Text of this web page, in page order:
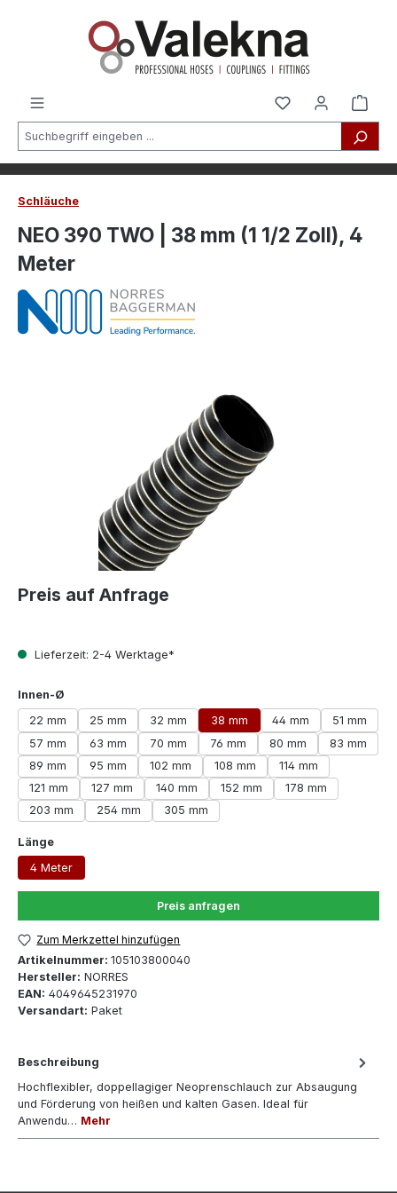
Schläuche
NEO 390 TWO | 38 mm (1 1/2 Zoll), 4
Meter
Preis auf Anfrage
Lieferzeit: 2-4 Werktage*
Innen-Ø
22 mm
25 mm 32 mm 38 mm 44 mm
51 mm
57 mm
63 mm 70 mm 76 mm 80 mm
83 mm
89 mm
95 mm 102 mm 108 mm
114 mm
121 mm
127 mm 140 mm 152 mm
178 mm
203 mm
254 mm 305 mm
Längeauswählen
4 Meter
Preis anfragen
Zum Merkzettel hinzufügen
Artikelnummer: 105103800040
Hersteller: NORRES
EAN: 4049645231970
Versandart: Paket
Beschreibung
Hochflexibler, doppellagiger Neoprenschlauch zur Absaugung
und Förderung von heißen und kalten Gasen. Ideal für
Anwendu… Mehr